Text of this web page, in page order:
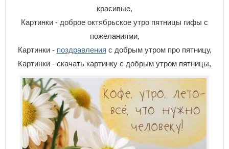
красивые,
Картинки - доброе октябрьское утро пятницы гифы с
пожеланиями,
Картинки - поздравления с добрым утром про пятницу,
Картинки - скачать картинку с добрым утром пятницы,